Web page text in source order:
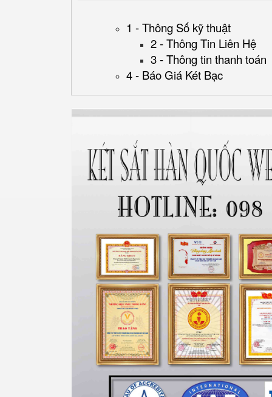
1 - Thông Số kỹ thuật
2 - Thông Tin Liên Hệ
3 - Thông tin thanh toán
4 - Báo Giá Két Bạc